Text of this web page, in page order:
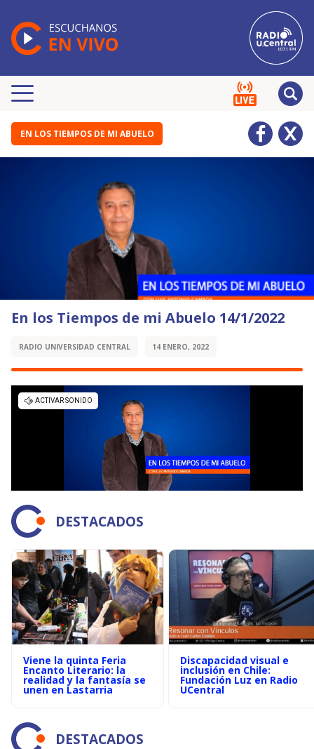
EN LOS TIEMPOS DE MI ABUELO
En los Tiempos de mi Abuelo 14/1/2022
RADIO UNIVERSIDAD CENTRAL 14 ENERO, 2022
DESTACADOS
Viene la quinta Feria
Encanto Literario: la
realidad y la fantasía se
unen en Lastarria
Discapacidad visual e
inclusión en Chile:
Fundación Luz en Radio
UCentral
DESTACADOS